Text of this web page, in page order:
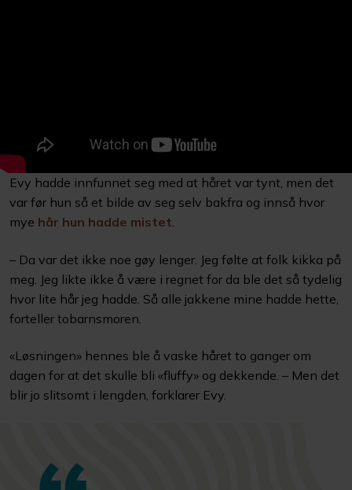
Evy hadde innfunnet seg med at håret var tynt, men det
var før hun så et bilde av seg selv bakfra og innså hvor
mye hår hun hadde mistet.
– Da var det ikke noe gøy lenger. Jeg følte at folk kikka på
meg. Jeg likte ikke å være i regnet for da ble det så tydelig
hvor lite hår jeg hadde. Så alle jakkene mine hadde hette,
forteller tobarnsmoren.
«Løsningen» hennes ble å vaske håret to ganger om
dagen for at det skulle bli «fluffy» og dekkende. – Men det
blir jo slitsomt i lengden, forklarer Evy.